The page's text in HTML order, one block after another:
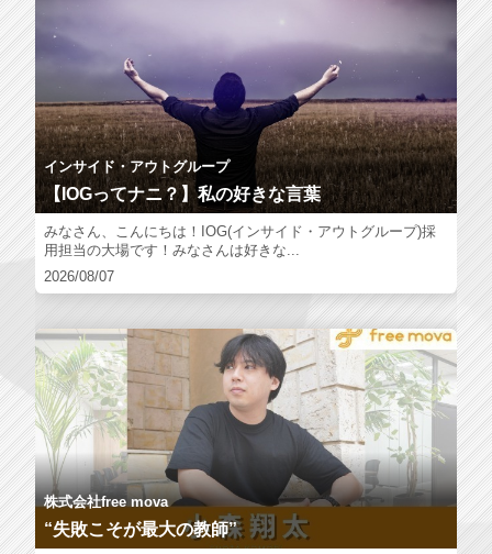
インサイド・アウトグループ
【IOGってナニ？】私の好きな言葉
みなさん、こんにちは！IOG(インサイド・アウトグループ)採
用担当の大場です！みなさんは好きな...
2026/08/07
株式会社free mova
“失敗こそが最大の教師”